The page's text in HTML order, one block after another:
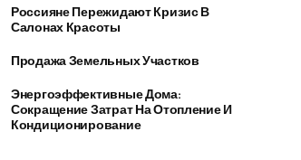
Россияне Пережидают Кризис В
Салонах Красоты
Продажа Земельных Участков
Энергоэффективные Дома:
Сокращение Затрат На Отопление И
Кондиционирование